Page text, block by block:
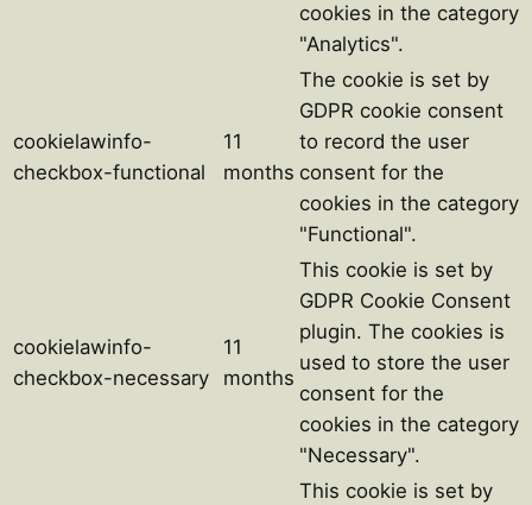
cookies in the category
"Analytics".
cookielawinfo-
checkbox-functional
11
months
The cookie is set by
GDPR cookie consent
to record the user
consent for the
cookies in the category
"Functional".
cookielawinfo-
checkbox-necessary
11
months
This cookie is set by
GDPR Cookie Consent
plugin. The cookies is
used to store the user
consent for the
cookies in the category
"Necessary".
This cookie is set by